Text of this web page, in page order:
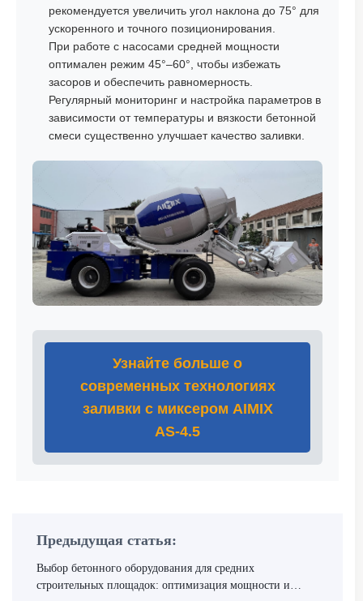
рекомендуется увеличить угол наклона до 75° для
ускоренного и точного позиционирования.
При работе с насосами средней мощности
оптимален режим 45°–60°, чтобы избежать
засоров и обеспечить равномерность.
Регулярный мониторинг и настройка параметров в
зависимости от температуры и вязкости бетонной
смеси существенно улучшает качество заливки.
Узнайте больше о
современных технологиях
заливки с миксером AIMIX
AS-4.5
Предыдущая статья:
Выбор бетонного оборудования для средних
строительных площадок: оптимизация мощности и